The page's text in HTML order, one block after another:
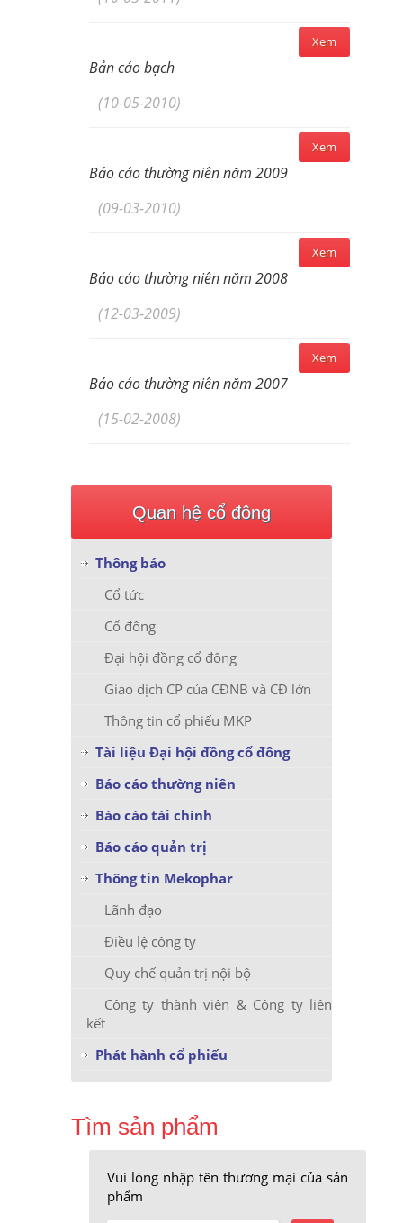
Xem
Bản cáo bạch
(10-05-2010)
Xem
Báo cáo thường niên năm 2009
(09-03-2010)
Xem
Báo cáo thường niên năm 2008
(12-03-2009)
Xem
Báo cáo thường niên năm 2007
(15-02-2008)
Quan hệ cổ đông
Thông báo
Cổ tức
Cổ đông
Đại hội đồng cổ đông
Giao dịch CP của CĐNB và CĐ lớn
Thông tin cổ phiếu MKP
Tài liệu Đại hội đồng cổ đông
Báo cáo thường niên
Báo cáo tài chính
Báo cáo quản trị
Thông tin Mekophar
Lãnh đạo
Điều lệ công ty
Quy chế quản trị nội bộ
Công ty thành viên & Công ty liên
kết
Phát hành cổ phiếu
Tìm sản phẩm
Vui lòng nhập tên thương mại của sản
phẩm